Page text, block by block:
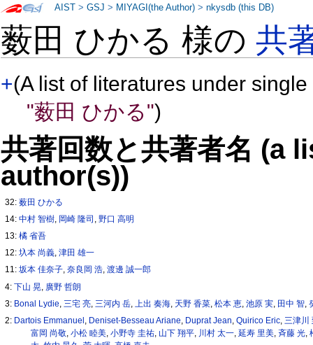
薮田 ひかる 様の共
+(A list of literatures under
"薮田 ひかる")
共著回数と共著者名 (a
author(s))
32:薮田 ひかる
14:中村 智樹, 岡崎 隆司 ,野口 高明
13:橘 省吾
12:圦本 尚義,津田 雄一
11:坂本 佳奈子,奈良岡 浩,渡邊 誠一郎
4:下山 晃 廣野 哲朗
3: Bonal Lydie 三宅 亮 三河内 岳 上出 奏海 天野 香菜 ,松本 恵 ,池原 実 田中 智 ,
2: Dartois Emmanuel Deniset-Besseau Ariane Duprat Jean ,Quirico Eric 三津川
富岡 尚敬, 小松 睦美, 小野寺 圭祐, 山下 翔平, 川村 太一, 延寿 里美, 斉藤 光,
AIST >GSJ > MIYAGI(the Author) >nkysdb (this DB)